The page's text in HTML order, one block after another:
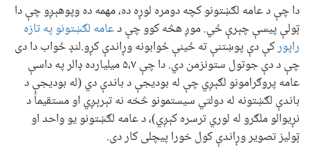
دا چې د عامه لګښتونو کچه دومره لوړه ده، مهمه ده وپوهېږو چې دا
ټولې پيسې چېرې ځي. موږ هڅه کوو چې دعامه لګښتونو په تازه
راپورکې دې پوښتنې ته ځينې ځوابونه وړاندې کړو.لنډ ځواب دا دی
چې د دې جوتول ستونزمن دي. دا چې ۵،۷ ميليارده ډالر په داسې
عامه پروګرامونو لګېږي چې له بوديجې د باندې دي (له بوديجې د
باندې لګښتونه له دولتي سيستمونو څخه نه تېرېږي او مستقيماً د
نړيوالو ملګرو له لوري ترسره کېږي)، د عامه لګښتونو يو واحد او
ټوليز تصوير وړاندې کول خورا پيچلی کار دی.